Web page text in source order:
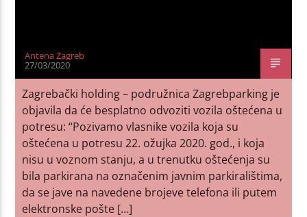
Antena Zagreb
27/03/2020
Zagrebački holding – podružnica Zagrebparking je
objavila da će besplatno odvoziti vozila oštećena u
potresu: “Pozivamo vlasnike vozila koja su
oštećena u potresu 22. ožujka 2020. god., i koja
nisu u voznom stanju, a u trenutku oštećenja su
bila parkirana na označenim javnim parkiralištima,
da se jave na navedene brojeve telefona ili putem
elektronske pošte […]